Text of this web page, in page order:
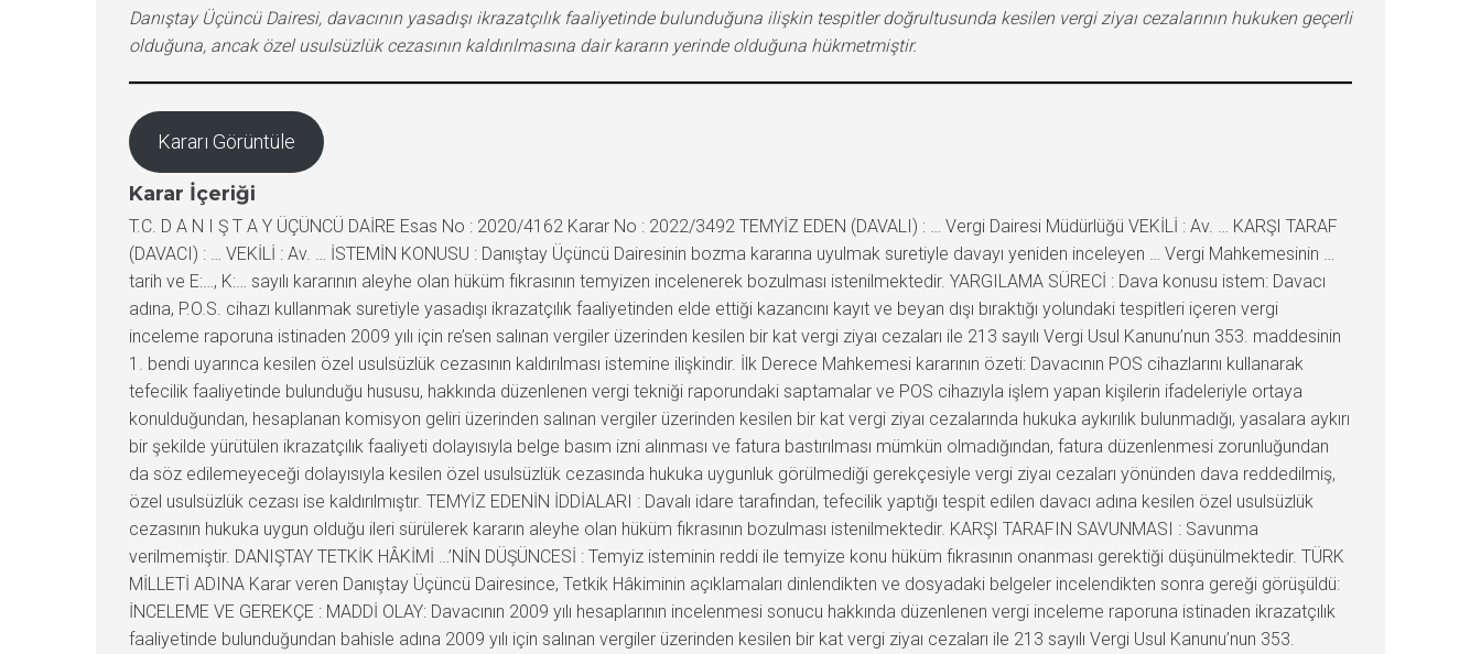
Danıştay Üçüncü Dairesi, davacının yasadışı ikrazatçılık faaliyetinde bulunduğuna ilişkin tespitler doğrultusunda kesilen vergi ziyaı cezalarının hukuken geçerli
olduğuna, ancak özel usulsüzlük cezasının kaldırılmasına dair kararın yerinde olduğuna hükmetmiştir.
Kararı Görüntüle
Karar İçeriği
T.C. D A N I Ş T A Y ÜÇÜNCÜ DAİRE Esas No : 2020/4162 Karar No : 2022/3492 TEMYİZ EDEN (DAVALI) : … Vergi Dairesi Müdürlüğü VEKİLİ : Av. … KARŞI TARAF
(DAVACI) : … VEKİLİ : Av. … İSTEMİN KONUSU : Danıştay Üçüncü Dairesinin bozma kararına uyulmak suretiyle davayı yeniden inceleyen … Vergi Mahkemesinin …
tarih ve E:…, K:… sayılı kararının aleyhe olan hüküm fıkrasının temyizen incelenerek bozulması istenilmektedir. YARGILAMA SÜRECİ : Dava konusu istem: Davacı
adına, P.O.S. cihazı kullanmak suretiyle yasadışı ikrazatçılık faaliyetinden elde ettiği kazancını kayıt ve beyan dışı bıraktığı yolundaki tespitleri içeren vergi
inceleme raporuna istinaden 2009 yılı için re’sen salınan vergiler üzerinden kesilen bir kat vergi ziyaı cezaları ile 213 sayılı Vergi Usul Kanunu’nun 353. maddesinin
1. bendi uyarınca kesilen özel usulsüzlük cezasının kaldırılması istemine ilişkindir. İlk Derece Mahkemesi kararının özeti: Davacının POS cihazlarını kullanarak
tefecilik faaliyetinde bulunduğu hususu, hakkında düzenlenen vergi tekniği raporundaki saptamalar ve POS cihazıyla işlem yapan kişilerin ifadeleriyle ortaya
konulduğundan, hesaplanan komisyon geliri üzerinden salınan vergiler üzerinden kesilen bir kat vergi ziyaı cezalarında hukuka aykırılık bulunmadığı, yasalara aykırı
bir şekilde yürütülen ikrazatçılık faaliyeti dolayısıyla belge basım izni alınması ve fatura bastırılması mümkün olmadığından, fatura düzenlenmesi zorunluğundan
da söz edilemeyeceği dolayısıyla kesilen özel usulsüzlük cezasında hukuka uygunluk görülmediği gerekçesiyle vergi ziyaı cezaları yönünden dava reddedilmiş,
özel usulsüzlük cezası ise kaldırılmıştır. TEMYİZ EDENİN İDDİALARI : Davalı idare tarafından, tefecilik yaptığı tespit edilen davacı adına kesilen özel usulsüzlük
cezasının hukuka uygun olduğu ileri sürülerek kararın aleyhe olan hüküm fıkrasının bozulması istenilmektedir. KARŞI TARAFIN SAVUNMASI : Savunma
verilmemiştir. DANIŞTAY TETKİK HÂKİMİ …’NİN DÜŞÜNCESİ : Temyiz isteminin reddi ile temyize konu hüküm fıkrasının onanması gerektiği düşünülmektedir. TÜRK
MİLLETİ ADINA Karar veren Danıştay Üçüncü Dairesince, Tetkik Hâkiminin açıklamaları dinlendikten ve dosyadaki belgeler incelendikten sonra gereği görüşüldü:
İNCELEME VE GEREKÇE : MADDİ OLAY: Davacının 2009 yılı hesaplarının incelenmesi sonucu hakkında düzenlenen vergi inceleme raporuna istinaden ikrazatçılık
faaliyetinde bulunduğundan bahisle adına 2009 yılı için salınan vergiler üzerinden kesilen bir kat vergi ziyaı cezaları ile 213 sayılı Vergi Usul Kanunu’nun 353.